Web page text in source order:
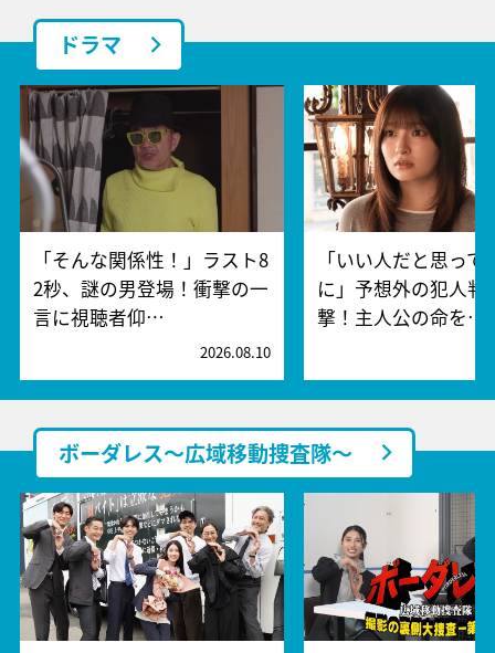
ドラマ
「そんな関係性！」ラスト8
2秒、謎の男登場！衝撃の一
言に視聴者仰…
2026.08.10
「いい人だと思って
に」予想外の犯人判
撃！主人公の命を…
ボーダレス～広域移動捜査隊～